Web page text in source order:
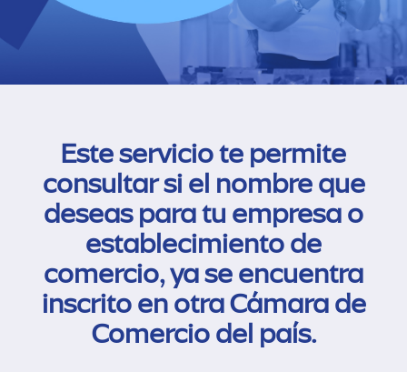
Este servicio te permite
consultar si el nombre que
deseas para tu empresa o
establecimiento de
comercio, ya se encuentra
inscrito en otra Cámara de
Comercio del país.